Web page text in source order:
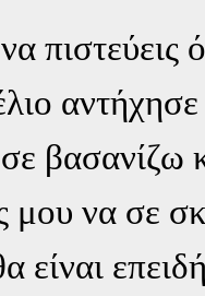
βασανίζω
μου να σε
είναι